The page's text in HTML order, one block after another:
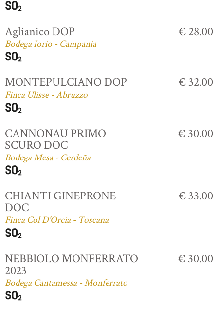
Aglianico DOP
Bodega Iorio - Campania
€ 28.00
MONTEPULCIANO DOP
Finca Ulisse - Abruzzo
€ 32.00
CANNONAU PRIMO
SCURO DOC
Bodega Mesa - Cerdeña
€ 30.00
CHIANTI GINEPRONE
DOC
Finca Col D'Orcia - Toscana
€ 33.00
NEBBIOLO MONFERRATO
2023
Bodega Cantamessa - Monferrato
€ 30.00